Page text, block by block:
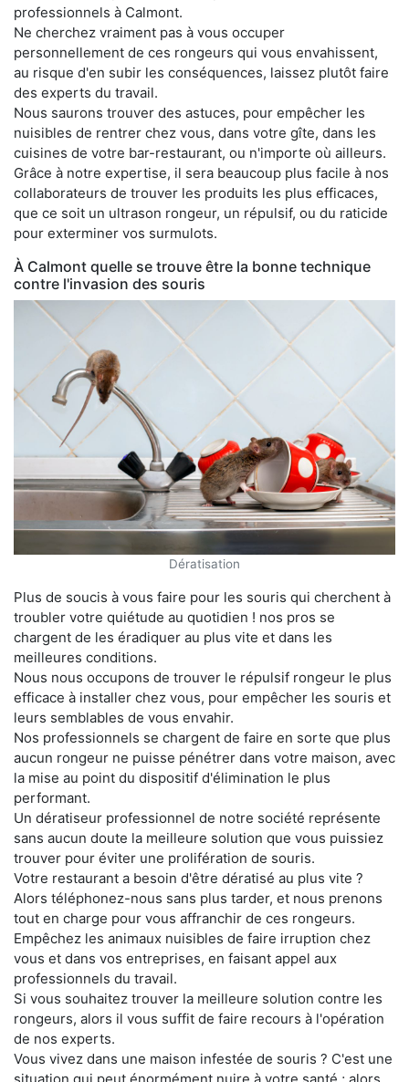
professionnels à Calmont.
Ne cherchez vraiment pas à vous occuper
personnellement de ces rongeurs qui vous envahissent,
au risque d'en subir les conséquences, laissez plutôt faire
des experts du travail.
Nous saurons trouver des astuces, pour empêcher les
nuisibles de rentrer chez vous, dans votre gîte, dans les
cuisines de votre bar-restaurant, ou n'importe où ailleurs.
Grâce à notre expertise, il sera beaucoup plus facile à nos
collaborateurs de trouver les produits les plus efficaces,
que ce soit un ultrason rongeur, un répulsif, ou du raticide
pour exterminer vos surmulots.
À Calmont quelle se trouve être la bonne technique
contre l'invasion des souris
Dératisation
Plus de soucis à vous faire pour les souris qui cherchent à
troubler votre quiétude au quotidien ! nos pros se
chargent de les éradiquer au plus vite et dans les
meilleures conditions.
Nous nous occupons de trouver le répulsif rongeur le plus
efficace à installer chez vous, pour empêcher les souris et
leurs semblables de vous envahir.
Nos professionnels se chargent de faire en sorte que plus
aucun rongeur ne puisse pénétrer dans votre maison, avec
la mise au point du dispositif d'élimination le plus
performant.
Un dératiseur professionnel de notre société représente
sans aucun doute la meilleure solution que vous puissiez
trouver pour éviter une prolifération de souris.
Votre restaurant a besoin d'être dératisé au plus vite ?
Alors téléphonez-nous sans plus tarder, et nous prenons
tout en charge pour vous affranchir de ces rongeurs.
Empêchez les animaux nuisibles de faire irruption chez
vous et dans vos entreprises, en faisant appel aux
professionnels du travail.
Si vous souhaitez trouver la meilleure solution contre les
rongeurs, alors il vous suffit de faire recours à l'opération
de nos experts.
Vous vivez dans une maison infestée de souris ? C'est une
situation qui peut énormément nuire à votre santé ; alors